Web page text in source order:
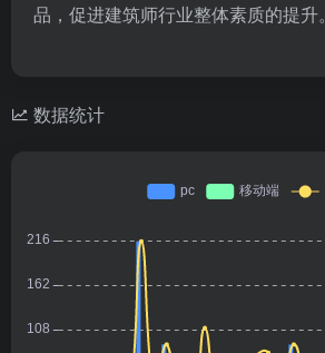
品，促进建筑师行业整体素质的提升。
数据统计